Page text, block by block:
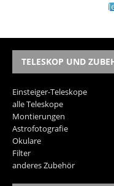
TELESKOP UND
Einsteiger-Teleskope
alle Teleskope
Montierungen
Astrofotografie
Okulare
Filter
anderes Zubehör